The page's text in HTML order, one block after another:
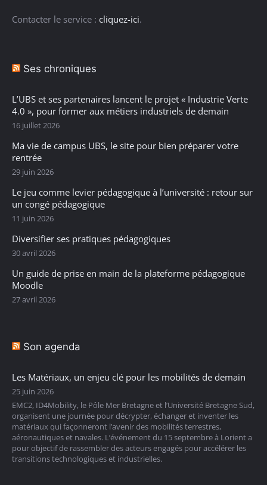
Contacter le service : cliquez-ici.
Ses chroniques
L’UBS et ses partenaires lancent le projet « Industrie Verte
4.0 », pour former aux métiers industriels de demain
16 juillet 2026
Ma vie de campus UBS, le site pour bien préparer votre
rentrée
29 juin 2026
Le jeu comme levier pédagogique à l’université : retour sur
un congé pédagogique
11 juin 2026
Diversifier ses pratiques pédagogiques
30 avril 2026
Un guide de prise en main de la plateforme pédagogique
Moodle
27 avril 2026
Son agenda
Les Matériaux, un enjeu clé pour les mobilités de demain
25 juin 2026
EMC2, ID4Mobility, le Pôle Mer Bretagne et l’Université Bretagne Sud,
organisent une journée pour décrypter, échanger et inventer les
matériaux qui façonneront l’avenir des mobilités terrestres,
aéronautiques et navales. L’événement du 15 septembre à Lorient a
pour objectif de rassembler des acteurs engagés pour accélérer les
transitions technologiques et industrielles.